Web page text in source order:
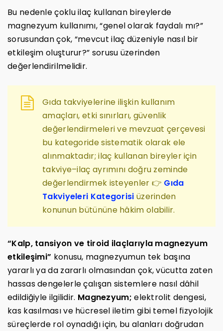
Bu nedenle çoklu ilaç kullanan bireylerde
magnezyum kullanımı, “genel olarak faydalı mı?”
sorusundan çok, “mevcut ilaç düzeniyle nasıl bir
etkileşim oluşturur?” sorusu üzerinden
değerlendirilmelidir.
Gıda takviyelerine ilişkin kullanım
amaçları, etki sınırları, güvenlik
değerlendirmeleri ve mevzuat çerçevesi
bu kategoride sistematik olarak ele
alınmaktadır; ilaç kullanan bireyler için
takviye–ilaç ayrımını doğru zeminde
değerlendirmek isteyenler 👉 Gıda
Takviyeleri Kategorisi üzerinden
konunun bütününe hâkim olabilir.
“Kalp, tansiyon ve tiroid ilaçlarıyla magnezyum
etkileşimi” konusu, magnezyumun tek başına
yararlı ya da zararlı olmasından çok, vücutta zaten
hassas dengelerle çalışan sistemlere nasıl dâhil
edildiğiyle ilgilidir. Magnezyum; elektrolit dengesi,
kas kasılması ve hücresel iletim gibi temel fizyolojik
süreçlerde rol oynadığı için, bu alanları doğrudan